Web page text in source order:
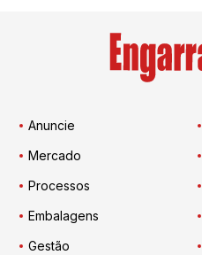
Anuncie
Mercado
Processos
Embalagens
Gestão